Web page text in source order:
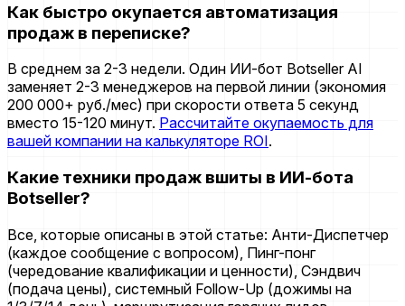
Как быстро окупается автоматизация
продаж в переписке?
В среднем за 2-3 недели. Один ИИ-бот Botseller AI
заменяет 2-3 менеджеров на первой линии (экономия
200 000+ руб./мес) при скорости ответа 5 секунд
вместо 15-120 минут. Рассчитайте окупаемость для
вашей компании на калькуляторе ROI.
Какие техники продаж вшиты в ИИ-бота
Botseller?
Все, которые описаны в этой статье: Анти-Диспетчер
(каждое сообщение с вопросом), Пинг-понг
(чередование квалификации и ценности), Сэндвич
(подача цены), системный Follow-Up (дожимы на